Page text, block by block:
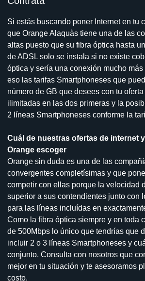
Si estás buscando poner Internet en tu
que Orange Alaquàs tiene una de las
altas puesto que su fibra óptica hasta
de ADSL solo se instala si no existe
óptica y sería una conexión mucho más
eso las tarifas Smartphoneses que
número de GB que desees con tu
ilimitadas en las dos primeras y la
2 líneas Smartphoneses conforme la
Cuál de nuestras ofertas de internet
Orange escoger
Orange sin duda es una de las
convergentes completísimas y que
competir con ellas porque la velocidad
superior a sus contendientes junto con
para las líneas incluídas en
Como la fibra óptica siempre y en toda
de 500Mbps lo único que tendrías que
incluir 2 o 3 líneas Smartphoneses y
conjunto. Consulta con nosotros que
mejor en tu situación y te asesoramos
costo.